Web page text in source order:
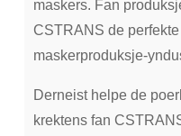
maskers. Fan
CSTRANS de
maskerproduksje-
Derneist helpe de
krektens fan